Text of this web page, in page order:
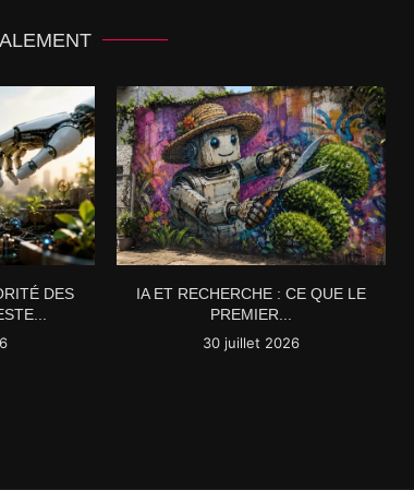
DES
IA ET RECHERCHE : CE QUE LE
PREMIER...
30 juillet 2026